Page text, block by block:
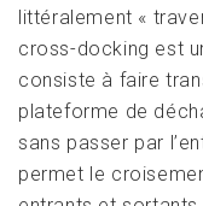
littéralement «
cross-docking est
consiste à faire
plateforme de
sans passer par
permet le